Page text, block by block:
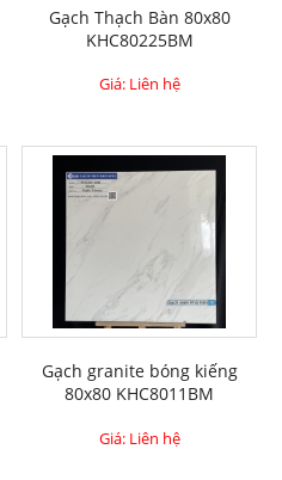
Gạch Thạch Bàn 80x80
KHC80225BM
Giá: Liên hệ
Gạch granite bóng kiếng
80x80 KHC8011BM
Giá: Liên hệ